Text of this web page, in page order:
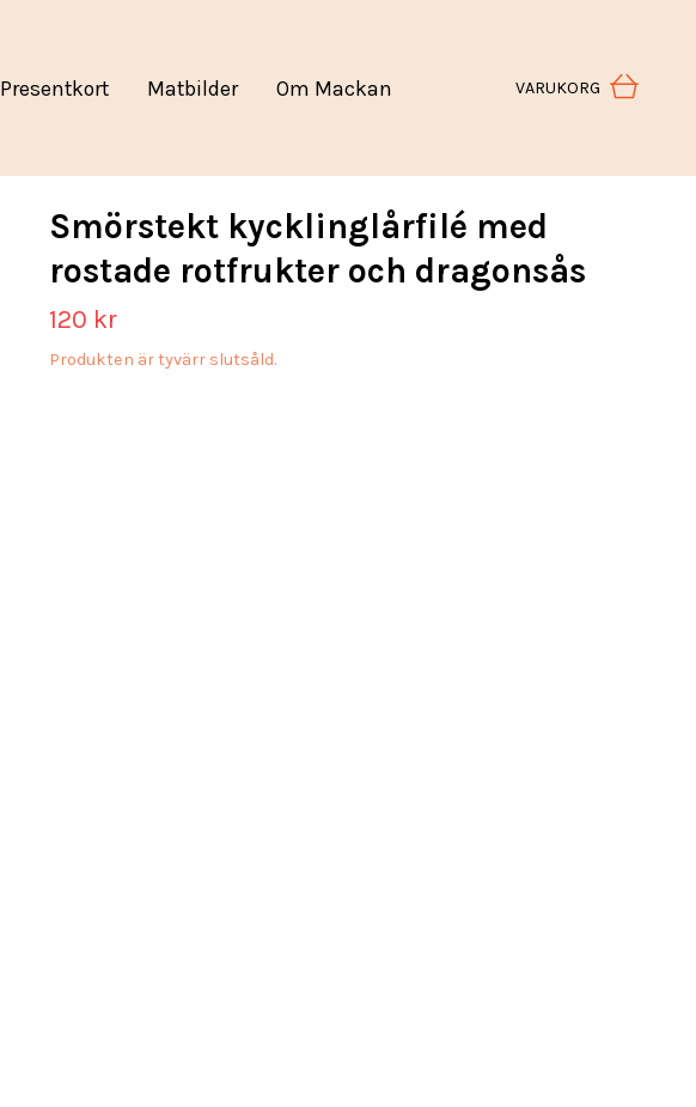
Presentkort Matbilder Om Mackan VARUKORG
Smörstekt kycklinglårfilé med
rostade rotfrukter och dragonsås
120 kr
Produkten är tyvärr slutsåld.